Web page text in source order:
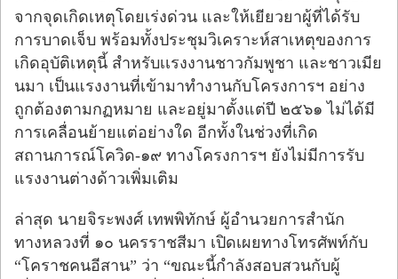
จากจุดเกิดเหตุโดยเร่งด่วน และให้เยียวยาผู้ที่ได้รับ
การบาดเจ็บ พร้อมทั้งประชุมวิเคราะห์สาเหตุของการ
เกิดอุบัติเหตุนี้ สำหรับเเรงงานชาวกัมพูชา และชาวเมีย
นมา เป็นแรงงานที่เข้ามาทำงานกับโครงการฯ อย่าง
ถูกต้องตามกฏหมาย และอยู่มาตั้งแต่ปี ๒๕๖๑ ไม่ได้มี
การเคลื่อนย้ายแต่อย่างใด อีกทั้งในช่วงที่เกิด
สถานการณ์โควิด-๑๙ ทางโครงการฯ ยังไม่มีการรับ
แรงงานต่างด้าวเพิ่มเติม
ล่าสุด นายจิระพงศ์ เทพพิทักษ์ ผู้อำนวยการสำนัก
ทางหลวงที่ ๑๐ นครราชสีมา เปิดเผยทางโทรศัพท์กับ
“โคราชคนอีสาน” ว่า “ขณะนี้กำลังสอบสวนกับผู้